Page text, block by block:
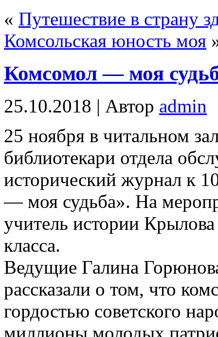
« Путешествие в страну
Комсольская юность моя
Комсомол — моя
25.10.2018 | Автор admin
25 ноября в читальном
библиотекари отдела
исторический журнал к
— моя судьба». На
учитель истории
класса.
Ведущие Галина
рассказали о том, что
гордостью советского
миллионы молодых